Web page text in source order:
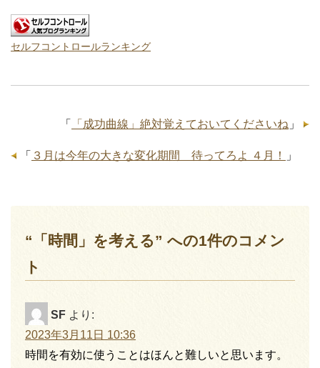
セルフコントロールランキング
「 「成功曲線」絶対覚えておいてくださいね 」
「 ３月は今年の大きな変化期間 待ってろよ ４月！ 」
“「時間」を考える” への1件のコメン
ト
SF より:
2023年3月11日 10:36
時間を有効に使うことはほんと難しいと思います。